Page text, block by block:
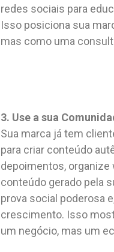
redes sociais para
Isso posiciona sua
mas como uma
3. Use a sua
Sua marca já tem
para criar conteúdo
depoimentos,
conteúdo gerado pela
prova social poderosa
crescimento. Isso
um negócio, mas um